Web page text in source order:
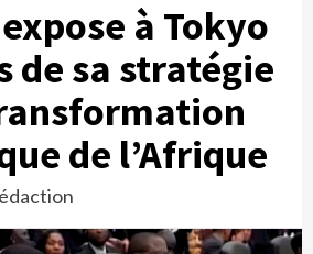
à Tokyo
de sa stratégie
de l’Afrique